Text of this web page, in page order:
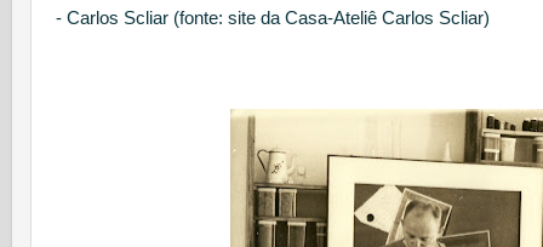
- Carlos Scliar (fonte: site da Casa-Ateliê Carlos Scliar)